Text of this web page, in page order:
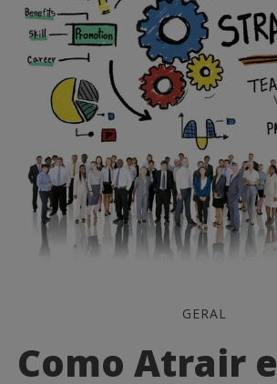
Atrair
GERAL
Como Atrair